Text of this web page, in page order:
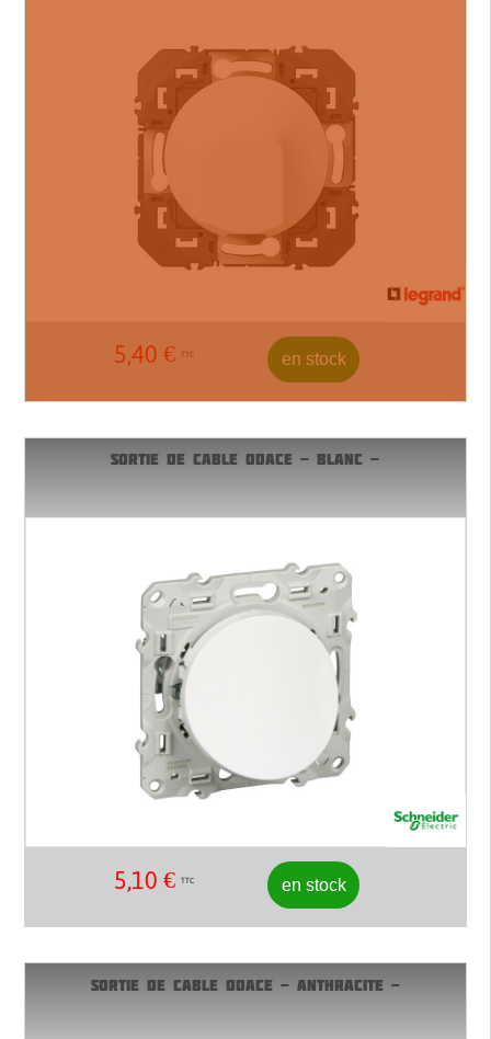
5,40 € TTC en stock
SORTIE DE CABLE ODACE - BLANC -
5,10 € TTC en stock
SORTIE DE CABLE ODACE - ANTHRACITE -